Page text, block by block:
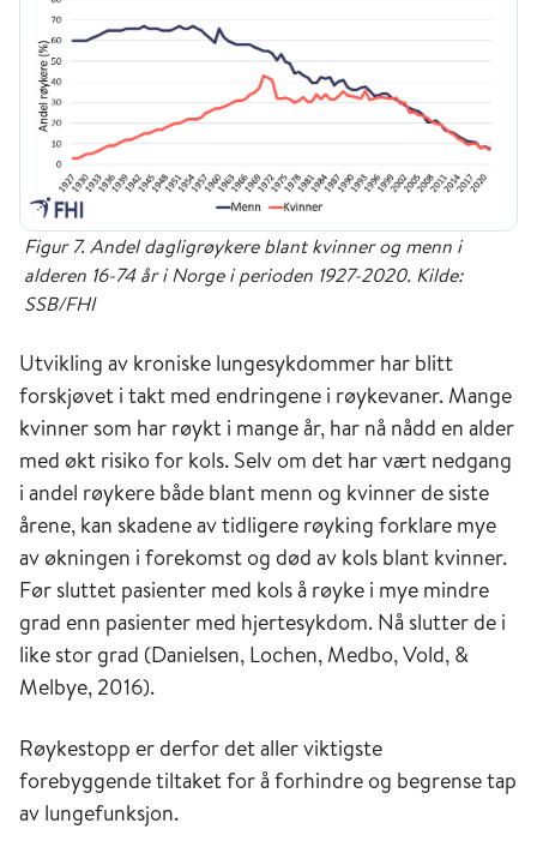
Figur 7. Andel dagligrøykere blant kvinner og menn i
alderen 16-74 år i Norge i perioden 1927-2020. Kilde:
SSB/FHI
Utvikling av kroniske lungesykdommer har blitt
forskjøvet i takt med endringene i røykevaner. Mange
kvinner som har røykt i mange år, har nå nådd en alder
med økt risiko for kols. Selv om det har vært nedgang
i andel røykere både blant menn og kvinner de siste
årene, kan skadene av tidligere røyking forklare mye
av økningen i forekomst og død av kols blant kvinner.
Før sluttet pasienter med kols å røyke i mye mindre
grad enn pasienter med hjertesykdom. Nå slutter de i
like stor grad (Danielsen, Lochen, Medbo, Vold, &
Melbye, 2016).
Røykestopp er derfor det aller viktigste
forebyggende tiltaket for å forhindre og begrense tap
av lungefunksjon.